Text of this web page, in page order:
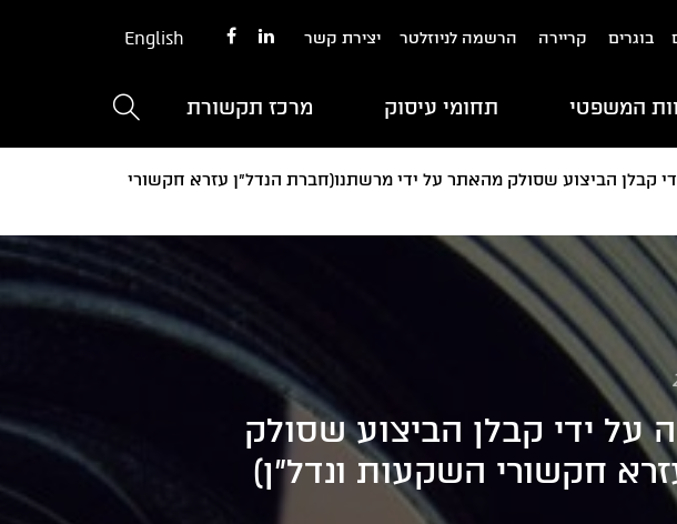
בוגרים קריירה הרשמה לניוזלטר יצירת קשר English
המשפטי תחומי עיסוק מרכז תקשורת
קבלן הביצוע שסולק מהאתר על ידי מרשתנו(חברת הנדל"ן עזרא חקשורי
על ידי קבלן הביצוע שסולק
חקשורי השקעות ונדל"ן)